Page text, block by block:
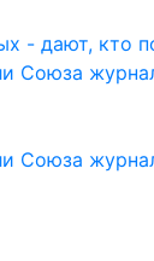
- дают, кто
Союза
Союза